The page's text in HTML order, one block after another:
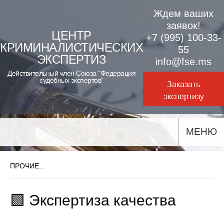
content
ЦЕНТР
КРИМИНАЛИСТИЧЕСКИХ
ЭКСПЕРТИЗ
Действительный член Союза "Федерация
судебных экспертов"
Ждем ваших
заявок!
+7 (995) 100-33-
55
info@fse.ms
Заказать
экспертизу
МЕНЮ
ПРОЧИЕ...
🟩 Экспертиза качества